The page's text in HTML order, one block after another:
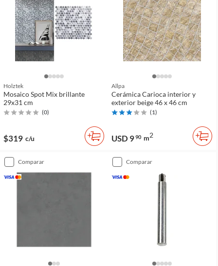
Holztek
Mosaico Spot Mix brillante
29x31 cm
(0)
$319 c/u
Allpa
Cerámica Carioca interior y
exterior beige 46 x 46 cm
(1)
USD 990 m2
comparar comparar